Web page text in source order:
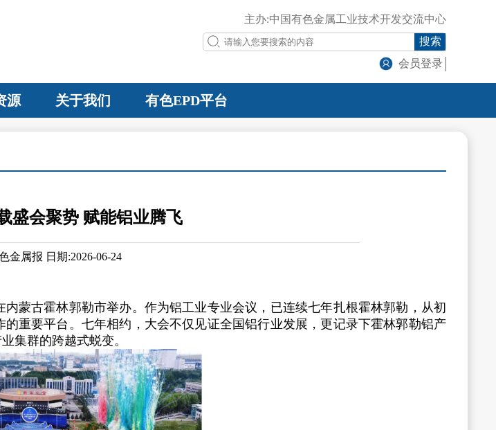
主办:中国有色金属工业技术开发交流中心
搜索
会员登录
源 关于我们 有色EPD平台
盛会聚势 赋能铝业腾飞
金属报 日期:2026-06-24
蒙古霍林郭勒市举办。作为铝工业专业会议，已连续七年扎根霍林郭勒，从初
重要平台。七年相约，大会不仅见证全国铝行业发展，更记录下霍林郭勒铝产
集群的跨越式蜕变。